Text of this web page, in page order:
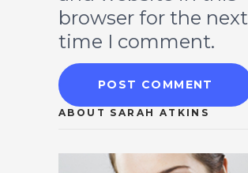
browser for the next
time I comment.
ABOUT SARAH ATKINS